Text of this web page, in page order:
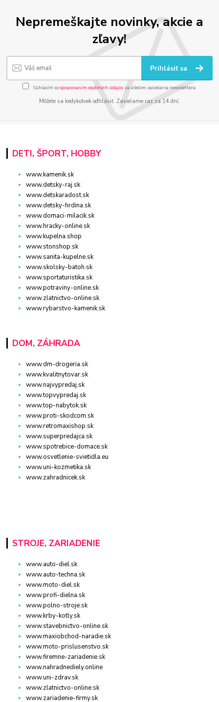
Nepremeškajte novinky, akcie a
zľavy!
Prihlásiť sa
Súhlasím sospracovaním osobných údajov za účelom zasielania newslettera.
Môžete sa kedykoľvek odhlásiť. Zasielame raz za 14 dní.
DETI, ŠPORT, HOBBY
www.kamenik.sk
www.detsky-raj.sk
www.detskaradost.sk
www.detsky-hrdina.sk
www.domaci-milacik.sk
www.hracky-online.sk
www.kupelna.shop
www.stonshop.sk
www.sanita-kupelne.sk
www.skolsky-batoh.sk
www.sportaturistika.sk
www.potraviny-online.sk
www.zlatnictvo-online.sk
www.rybarstvo-kamenik.sk
DOM, ZÁHRADA
www.dm-drogeria.sk
www.kvalitnytovar.sk
www.najvypredaj.sk
www.topvypredaj.sk
www.top-nabytok.sk
www.proti-skodcom.sk
www.retromaxishop.sk
www.superpredajca.sk
www.spotrebice-domace.sk
www.osvetlenie-svietidla.eu
www.uni-kozmetika.sk
www.zahradnicek.sk
STROJE, ZARIADENIE
www.auto-diel.sk
www.auto-techna.sk
www.moto-diel.sk
www.profi-dielna.sk
www.polno-stroje.sk
www.krby-kotly.sk
www.stavebnictvo-online.sk
www.maxiobchod-naradie.sk
www.moto-prislusenstvo.sk
www.firemne-zariadenie.sk
www.nahradnediely.online
www.uni-zdrav.sk
www.zlatnictvo-online.sk
www.zariadenie-firmy.sk